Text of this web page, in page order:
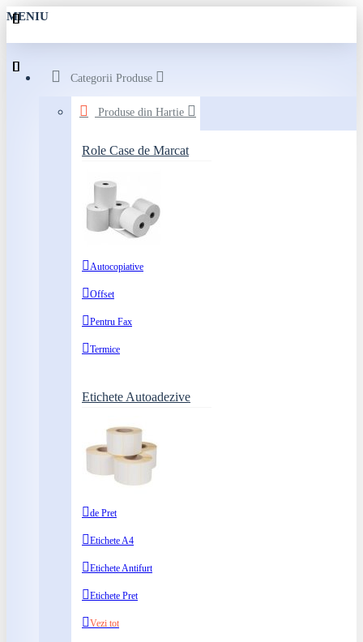
MENIU
Categorii Produse
Produse din Hartie
Role Case de Marcat
Autocopiative
Offset
Pentru Fax
Termice
Etichete Autoadezive
de Pret
Etichete A4
Etichete Antifurt
Etichete Pret
Vezi tot